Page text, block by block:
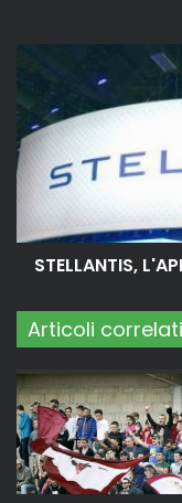
STELLANTIS,
Articoli correlati